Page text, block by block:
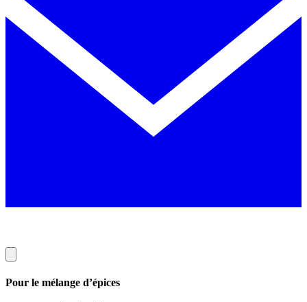
Pour le mélange d’épices